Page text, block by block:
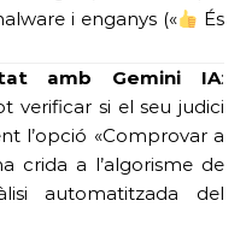
i enganys («
És
amb Gemini IA:
verificar si el seu judici
l’opció «Comprovar a
crida a l’algorisme de
automatitzada del